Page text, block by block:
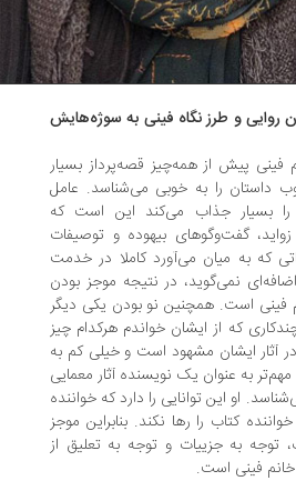
و طرز نگاه فینی به سوژه‌هایش
از همه‌چیز قصه‌پرداز بسیار
را به خوبی می‌شناسد. عامل
جذاب می‌کند این است که
گفت‌وگوهای بیهوده و توصیفات
میان می‌آورد کاملا در خدمت
در نتیجه موجز بودن
همچنین نو بودن یکی دیگر
از ایشان خواندم هرکدام چیز
ایشان مشهود است و خیلی کم به
عنوان یک نویسنده‌ آثار معمایی
این توانایی را دارد که خواننده
را رها نکند. بنابراین موجز
به جزییات و توجه به تعلیق از
است.